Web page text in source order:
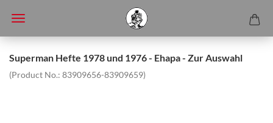
Superman Hefte 1978 und 1976 - Ehapa - Zur Auswahl
(Product No.: 83909656-83909659)